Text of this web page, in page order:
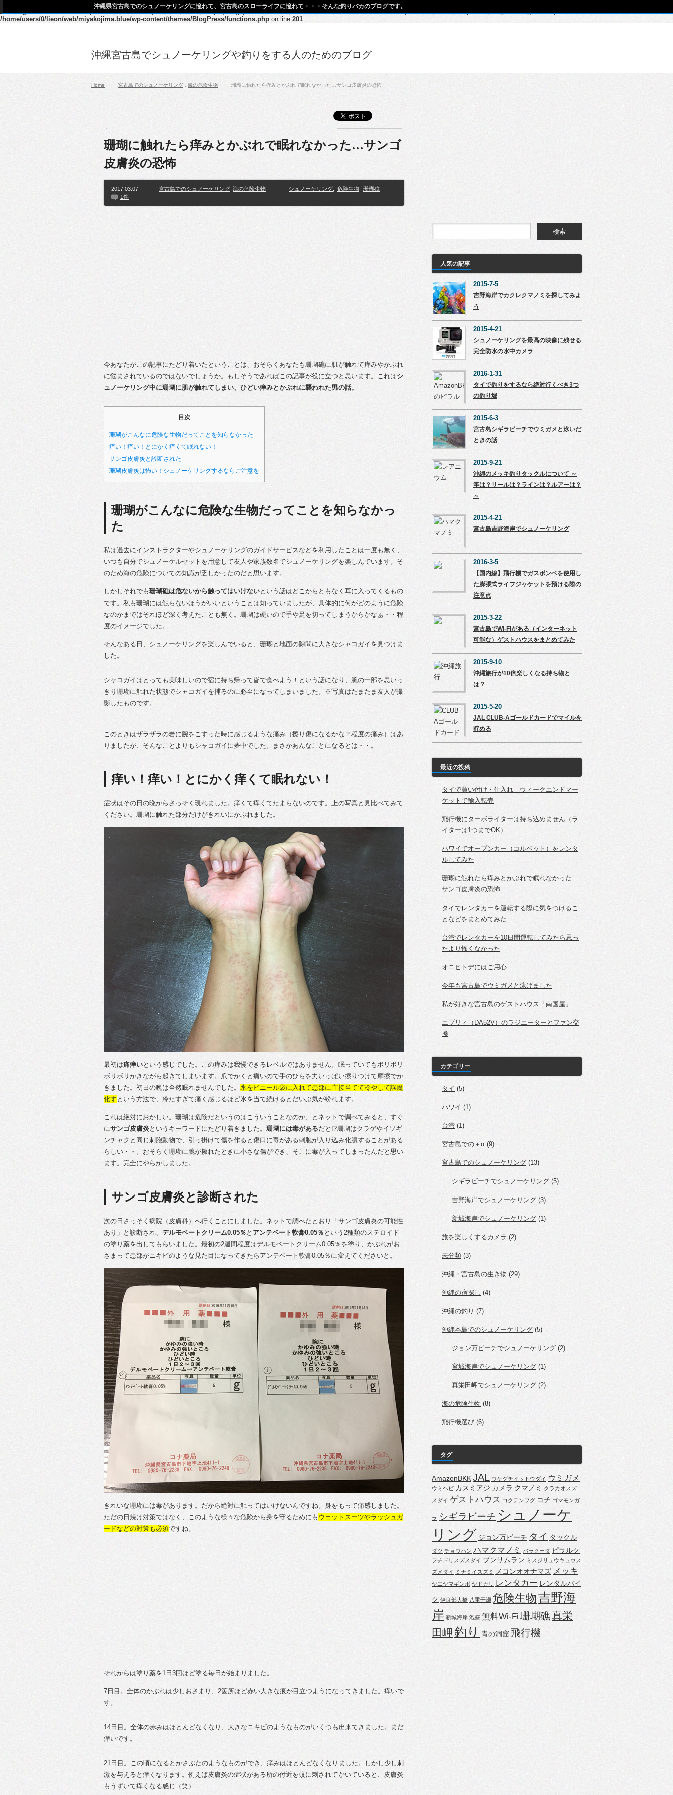
Warning: Declaration of description_walker::start_el(&$output, $item, $depth, $args) should be compatible with Walker_Nav_Menu::start_el(&$output, $item, $depth = 0, $args = Array, $id = 0) in
/home/users/0/lieon/web/miyakojima.blue/wp-content/themes/BlogPress/functions.php on line 201
沖縄宮古島でシュノーケリングや釣りをする人のためのブログ
沖縄県宮古島でのシュノーケリングに憧れて、宮古島のスローライフに憧れて・・・そんな釣りバカのブログです。
Home 宮古島でのシュノーケリング 海の危険生物 珊瑚に触れたら痒みとかぶれで眠れなかった…サンゴ皮膚炎の恐怖
珊瑚に触れたら痒みとかぶれで眠れなかった…サンゴ
皮膚炎の恐怖
2017.03.07 宮古島でのシュノーケリング 海の危険生物 シュノーケリング 危険生物
珊瑚礁
1件
今あなたがこの記事にたどり着いたということは、おそらくあなたも珊瑚礁に肌が触れて痒みやかぶれ
に悩まされているのではないでしょうか。もしそうであればこの記事が役に立つと思います。これはシ
ュノーケリング中に珊瑚に肌が触れてしまい、ひどい痒みとかぶれに襲われた男の話。
目次
珊瑚がこんなに危険な生物だってことを知らなかった
痒い！痒い！とにかく痒くて眠れない！
サンゴ皮膚炎と診断された
珊瑚皮膚炎は怖い！シュノーケリングするならご注意を
珊瑚がこんなに危険な生物だってことを知らなかっ
た
私は過去にインストラクターやシュノーケリングのガイドサービスなどを利用したことは一度も無く、
いつも自分でシュノーケルセットを用意して友人や家族数名でシュノーケリングを楽しんでいます。そ
のため海の危険についての知識が乏しかったのだと思います。
しかしそれでも珊瑚礁は危ないから触ってはいけないという話はどこからともなく耳に入ってくるもの
です。私も珊瑚には触らないほうがいいということは知っていましたが、具体的に何がどのように危険
なのかまではそれほど深く考えたことも無く。珊瑚は硬いので手や足を切ってしまうからかなぁ・・程
度のイメージでした。
そんなある日、シュノーケリングを楽しんでいると、珊瑚と地面の隙間に大きなシャコガイを見つけま
した。
シャコガイはとっても美味しいので宿に持ち帰って皆で食べよう！という話になり、腕の一部を思いっ
きり珊瑚に触れた状態でシャコガイを捕るのに必至になってしまいました。※写真はたまたま友人が撮
影したものです。
このときはザラザラの岩に腕をこすった時に感じるような痛み（擦り傷になるかな？程度の痛み）はあ
りましたが、そんなことよりもシャコガイに夢中でした。まさかあんなことになるとは・・。
痒い！痒い！とにかく痒くて眠れない！
症状はその日の晩からさっそく現れました。痒くて痒くてたまらないのです。上の写真と見比べてみて
ください。珊瑚に触れた部分だけがきれいにかぶれました。
最初は痛痒いという感じでした。この痒みは我慢できるレベルではありません。眠っていてもボリボリ
ボリボリかきながら起きてしまいます。爪でかくと痛いので手のひらを力いっぱい擦りつけて摩擦でか
きました。初日の晩は全然眠れませんでした。 氷をビニール袋に入れて患部に直接当てて冷やして誤魔
化す という方法で、冷たすぎて痛く感じるほど氷を当て続けるとだいぶ気が紛れます。
これは絶対におかしい。珊瑚は危険だというのはこういうことなのか、とネットで調べてみると、すぐ
にサンゴ皮膚炎というキーワードにたどり着きました。 珊瑚には毒があるだと!?珊瑚はクラゲやイソギ
ンチャクと同じ刺胞動物で、引っ掛けて傷を作ると傷口に毒がある刺胞が入り込み化膿することがある
らしい・・。おそらく珊瑚に腕が擦れたときに小さな傷ができ、そこに毒が入ってしまったんだと思い
ます。完全にやらかしました。
サンゴ皮膚炎と診断された
次の日さっそく病院（皮膚科）へ行くことにしました。ネットで調べたとおり「サンゴ皮膚炎の可能性
あり」と診断され、 デルモベートクリーム0.05％ と アンテベート軟膏0.05％ という2種類のステロイド
の塗り薬を出してもらいました。最初の2週間程度はデルモベートクリーム0.05％を塗り、かぶれがお
さまって患部がニキビのような見た目になってきたらアンテベート軟膏0.05％に変えてくださいと。
きれいな珊瑚には毒があります。だから絶対に触ってはいけないんですね。身をもって痛感しました。
ただの日焼け対策ではなく、このような様々な危険から身を守るためにも ウェットスーツやラッシュガ
ードなどの対策も必須ですね。
それからは塗り薬を1日3回ほど塗る毎日が始まりました。
7日目。全体のかぶれは少しおさまり、2箇所ほど赤い大きな痕が目立つようになってきました。痒いで
す。
14日目。全体の赤みはほとんどなくなり、大きなニキビのようなものがいくつも出来てきました。まだ
痒いです。
21日目。この頃になるとかさぶたのようなものができ、痒みはほとんどなくなりました。しかし少し刺
激を与えると痒くなります。例えば皮膚炎の症状がある所の付近を蚊に刺されてかいていると、皮膚炎
もうずいて痒くなる感じ（笑）
人気の記事
2015-7-5
吉野海岸でカクレクマノミを探してみよ
う
2015-4-21
シュノーケリングを最高の映像に残せる
完全防水の水中カメラ
2016-1-31
タイで釣りをするなら絶対行くべき3つ
の釣り堀
2015-6-3
宮古島シギラビーチでウミガメと泳いだ
ときの話
2015-9-21
沖縄のメッキ釣りタックルについて ～
竿は？リールは？ラインは？ルアーは？
～
2015-4-21
宮古島吉野海岸でシュノーケリング
2016-3-5
【国内線】飛行機でガスボンベを使用し
た膨張式ライフジャケットを預ける際の
注意点
2015-3-22
宮古島でWi-Fiがある（インターネット
可能な）ゲストハウスをまとめてみた
2015-9-10
沖縄旅行が10倍楽しくなる持ち物と
は？
2015-5-20
JAL CLUB-Aゴールドカードでマイルを
貯める
最近の投稿
タイで買い付け・仕入れ ウィークエンドマー
ケットで輸入転売
飛行機にターボライターは持ち込めません（ラ
イターは1つまでOK）
ハワイでオープンカー（コルベット）をレンタ
ルしてみた
珊瑚に触れたら痒みとかぶれで眠れなかった…
サンゴ皮膚炎の恐怖
タイでレンタカーを運転する際に気をつけるこ
となどをまとめてみた
台湾でレンタカーを10日間運転してみたら思っ
たより怖くなかった
オニヒトデにはご用心
今年も宮古島でウミガメと泳げました
私が好きな宮古島のゲストハウス「南国屋」
エブリィ（DA52V）のラジエーターとファン交
換
カテゴリー
タイ (5)
ハワイ (1)
台湾 (1)
宮古島での＋α (9)
宮古島でのシュノーケリング (13)
シギラビーチでシュノーケリング (5)
吉野海岸でシュノーケリング (3)
新城海岸でシュノーケリング (1)
旅を楽しくするカメラ (2)
未分類 (3)
沖縄・宮古島の生き物 (29)
沖縄の宿探し (4)
沖縄の釣り (7)
沖縄本島でのシュノーケリング (5)
ジョン万ビーチでシュノーケリング (2)
宮城海岸でシュノーケリング (1)
真栄田岬でシュノーケリング (2)
海の危険生物 (8)
飛行機選び (6)
タグ
AmazonBKK JAL ウケグチイットウダイ ウミガメ
ウミヘビ カスミアジ カメラ クマノミ
クラカオスズ
メダイ ゲストハウス コクテンフグ コチ ゴマモンガ
ラ シギラビーチ シュノーケ
リング ジョン万ビーチ タイ タックル
ダツ チョウハン ハマクマノミ バラクーダ ピラルク
フチドリスズメダイ ブンサムラン ミスジリュウキュウス
ズメダイ ミナミイスズミ メコンオオナマズ メッキ
ヤエヤマギンポ ヤドカリ レンタカー レンタルバイ
ク 伊良部大橋 八重干瀬 危険生物吉野海
岸 新城海岸 泡盛 無料Wi-Fi 珊瑚礁真栄
田岬釣り 青の洞窟 飛行機